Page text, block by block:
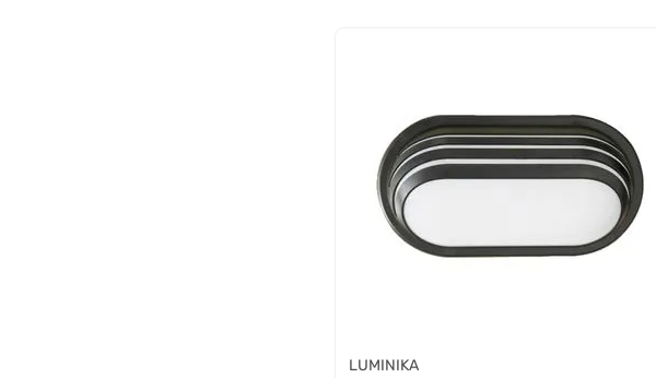
LUMINIKA